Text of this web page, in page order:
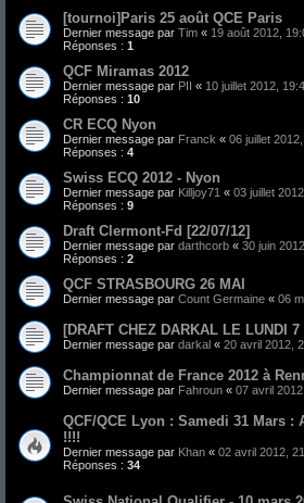
[tournoi]Paris 25 août QCE Paris
Dernier message par Tim « 19 août 2012,
Réponses : 1
QCF Miramas 2012
Dernier message par PII « 10 juillet 2012,
Réponses : 10
CR ECQ Nyon
Dernier message par Franck « 06 juillet
Réponses : 4
Swiss ECQ 2012 - Nyon
Dernier message par Killjoy71 « 03 juillet
Réponses : 9
Draft Clermont-Fd [22/07/12]
Dernier message par darthcorb « 30 juin
Réponses : 2
QCF STRASBOURG 26 MAI
Dernier message par Count Germaine « 06
[DRAFT CHEZ DARKAL LE LUNDI
Dernier message par darkal « 20 avril 2012,
Championnat de France 2012 à
Dernier message par Fahroun « 07 avril
QCF/QCE Lyon : Samedi 31 Mars
!!!!
Dernier message par Khan « 02 avril 2012,
Réponses : 34